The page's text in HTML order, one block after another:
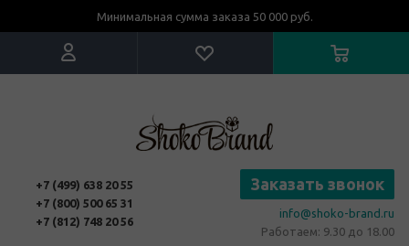
Минимальная сумма заказа 50 000 руб.
+7 (499) 638 20 55
+7 (800) 500 65 31
+7 (812) 748 20 56
Заказать звонок
info@shoko-brand.ru
Работаем: 9.30 до 18.00